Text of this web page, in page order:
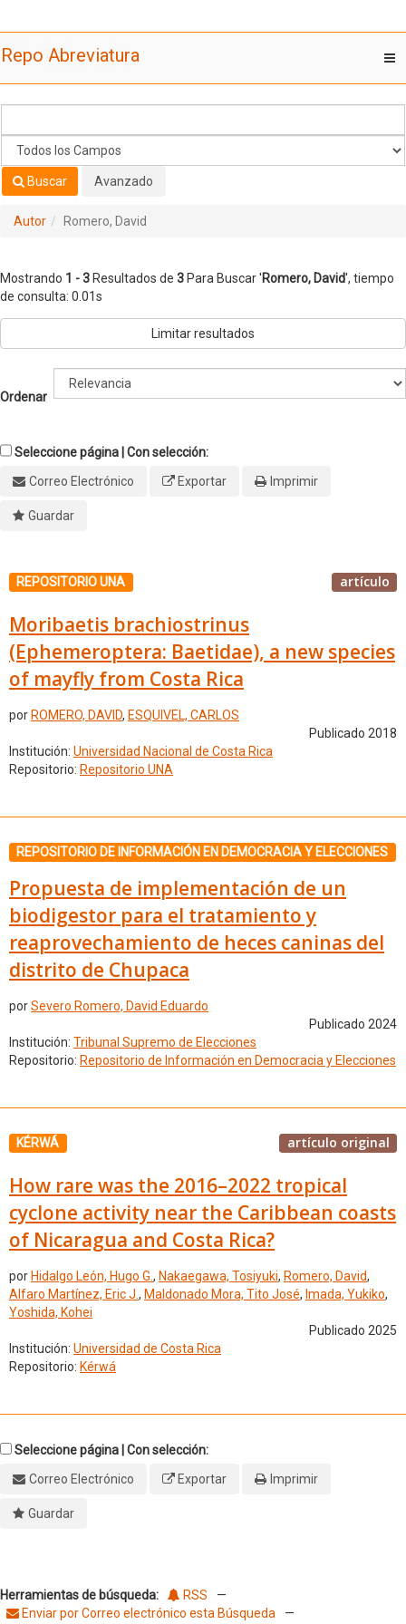
Repo Abreviatura
Buscar Avanzado
Autor Romero, David
Mostrando 1 - 3 Resultados de 3 Para Buscar 'Romero, David', tiempo
de consulta: 0.01s
Limitar resultados
Ordenar
Seleccione página | Con selección:
Correo Electrónico
Exportar Imprimir
Guardar
REPOSITORIO UNA artículo
Moribaetis brachiostrinus
(Ephemeroptera: Baetidae), a new species
of mayfly from Costa Rica
por ROMERO, DAVID, ESQUIVEL, CARLOS
Publicado 2018
Institución: Universidad Nacional de Costa Rica
Repositorio: Repositorio UNA
REPOSITORIO DE INFORMACIÓN EN DEMOCRACIA Y ELECCIONES
Propuesta de implementación de un
biodigestor para el tratamiento y
reaprovechamiento de heces caninas del
distrito de Chupaca
porSevero Romero, David Eduardo
Publicado 2024
Institución: Tribunal Supremo de Elecciones
Repositorio: Repositorio de Información en Democracia y Elecciones
KÉRWÁ artículo original
How rare was the 2016–2022 tropical
cyclone activity near the Caribbean coasts
of Nicaragua and Costa Rica?
por Hidalgo León, Hugo G., Nakaegawa, Tosiyuki, Romero, David,
Alfaro Martínez, Eric J., Maldonado Mora, Tito José, Imada, Yukiko,
Yoshida, Kohei
Publicado 2025
Institución: Universidad de Costa Rica
Repositorio: Kérwá
Seleccione página | Con selección:
Correo Electrónico
Exportar Imprimir
Guardar
Herramientas de búsqueda: RSS
—
Enviar por Correo electrónico esta Búsqueda
—